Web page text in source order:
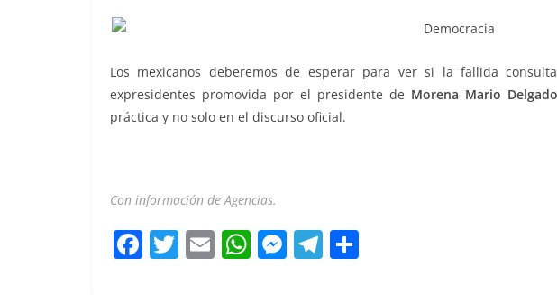
Los mexicanos deberemos de esperar para ver si la fallida
expresidentes promovida por el presidente de Morena Mario Delgado
práctica y no solo en el discurso oficial.
Con información de Agencias.
F T E W M T